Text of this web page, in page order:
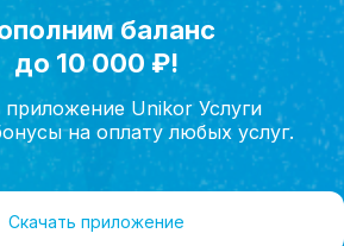
в Московской области
жилье? Комната —
В этом разделе вы найдете
соответствующие вашим
баланс
до 10 000 ₽!
приложение Unikor Услуги
на оплату любых услуг.
Скачать приложение